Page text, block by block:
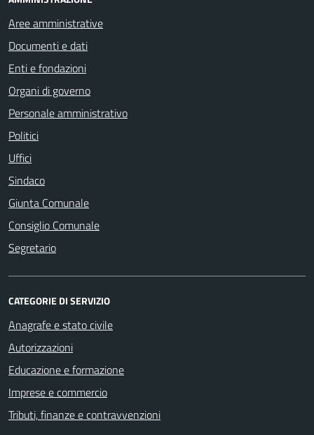
Aree amministrative
Documenti e dati
Enti e fondazioni
Organi di governo
Personale amministrativo
Politici
Uffici
Sindaco
Giunta Comunale
Consiglio Comunale
Segretario
CATEGORIE DI SERVIZIO
Anagrafe e stato civile
Autorizzazioni
Educazione e formazione
Imprese e commercio
Tributi, finanze e contravvenzioni